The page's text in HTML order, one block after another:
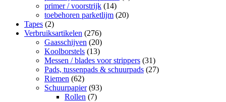
primer / voorstrijk (14)
toebehoren parketlijm (20)
Tapes (2)
Verbruiksartikelen (276)
Gaasschijven (20)
Koolborstels (13)
Messen / blades voor strippers (31)
Pads, tussenpads & schuurpads (27)
Riemen (62)
Schuurpapier (93)
Rollen (7)